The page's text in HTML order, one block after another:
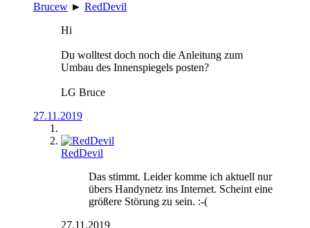
Brucew ► RedDevil
Hi
Du wolltest doch noch die Anleitung zum
Umbau des Innenspiegels posten?
LG Bruce
27.11.2019
RedDevil
Das stimmt. Leider komme ich aktuell nur
übers Handynetz ins Internet. Scheint eine
größere Störung zu sein. :-(
27.11.2019